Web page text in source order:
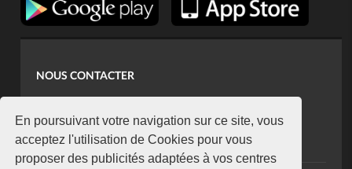
En poursuivant votre navigation sur ce site, vous
acceptez l'utilisation de Cookies pour vous
proposer des publicités adaptées à vos centres
NOUS CONTACTER
koaci@yahoo.fr
+225 07 08 85 52 93